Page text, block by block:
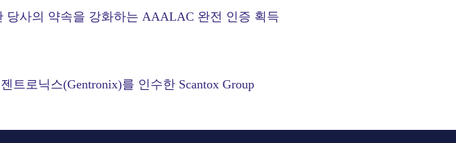
당사의 약속을 강화하는 AAALAC 완전 인증 획득
트로닉스(Gentronix)를 인수한 Scantox Group